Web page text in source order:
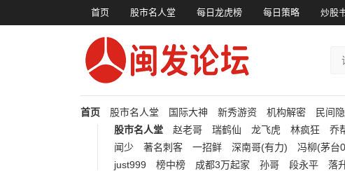
首页 股市名人堂 每日龙虎榜 每日策略 炒股
首页 股市名人堂 国际大神 新秀游资 机构解密 民间
股市名人堂
赵老哥 瑞鹤仙 龙飞虎 林疯狂 乔
闻少
著名刺客 一招鲜 深南哥(有力) 冯柳(茅台
just999
榜中榜 成都3万起家 孙哥 段永平 落